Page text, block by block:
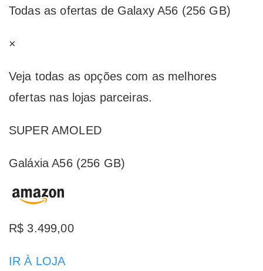
Todas as ofertas de Galaxy A56 (256 GB)
×
Veja todas as opções com as melhores
ofertas nas lojas parceiras.
SUPER AMOLED
Galáxia A56 (256 GB)
R$ 3.499,00
IR À LOJA